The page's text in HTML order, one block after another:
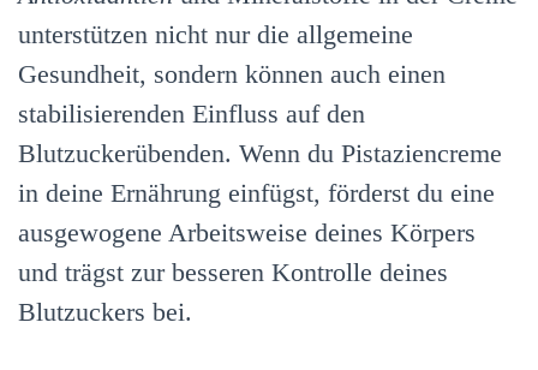
unterstützen nicht nur die allgemeine
Gesundheit, sondern können auch einen
stabilisierenden Einfluss auf den
Blutzuckerübenden. Wenn du Pistaziencreme
in deine Ernährung einfügst, förderst du eine
ausgewogene Arbeitsweise deines Körpers
und trägst zur besseren Kontrolle deines
Blutzuckers bei.